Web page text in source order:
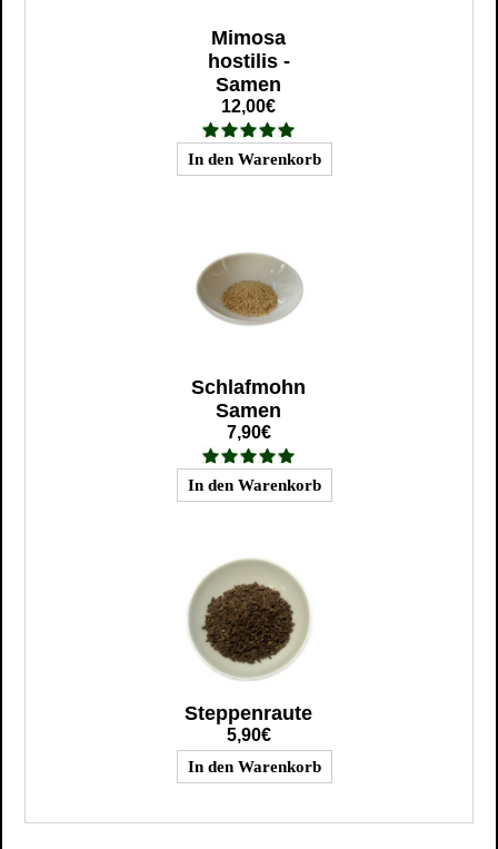
Mimosa
hostilis -
Samen
12,00€
Schlafmohn
Samen
7,90€
Steppenraute
5,90€